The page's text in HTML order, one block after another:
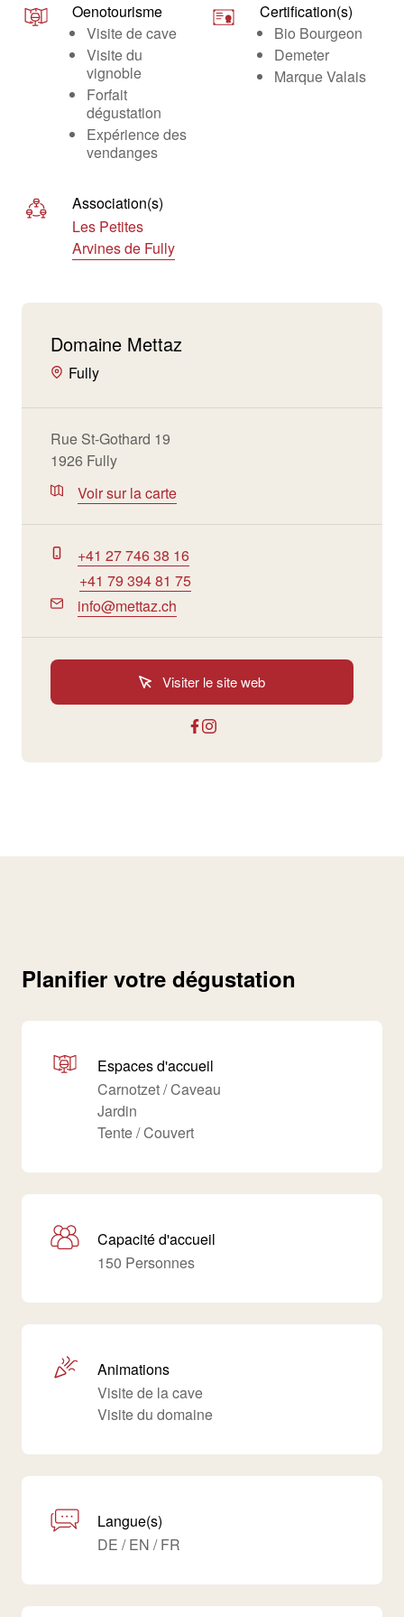
Oenotourisme
Visite de cave
Visite du
vignoble
Forfait
dégustation
Expérience des
vendanges
Certification(s)
Bio Bourgeon
Demeter
Marque Valais
Association(s)
Les Petites
Arvines de Fully
Domaine Mettaz
Fully
Rue St-Gothard 19
1926 Fully
Voir sur la carte
+41 27 746 38 16
+41 79 394 81 75
info@mettaz.ch
Visiter le site web
Planifier votre dégustation
Espaces d'accueil
Carnotzet / Caveau
Jardin
Tente / Couvert
Capacité d'accueil
150 Personnes
Animations
Visite de la cave
Visite du domaine
Langue(s)
DE / EN / FR